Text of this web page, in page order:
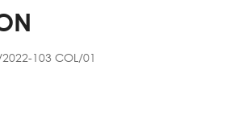
103 COL/01